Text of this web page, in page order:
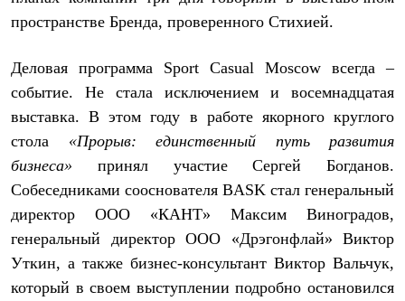
Толстовки
Брюки
Теплое термобелье
Среднее термобелье
Флисовая одежда
Куртки
Детская одежда
Утепленная пухом
Куртки
Брюки
Утепленная синтетикой
Комбинезоны
Куртки
пространстве Бренда, проверенного Стихией.
Деловая программа Sport Casual Moscow всегда –
событие. Не стала исключением и восемнадцатая
выставка. В этом году в работе якорного круглого
стола
«Прорыв: единственный путь развития
бизнеса»
принял участие Сергей Богданов.
Собеседниками сооснователя BASK стал генеральный
директор ООО «КАНТ» Максим Виноградов,
генеральный директор ООО «Дрэгонфлай» Виктор
Уткин, а также бизнес-консультант Виктор Вальчук,
который в своем выступлении подробно остановился